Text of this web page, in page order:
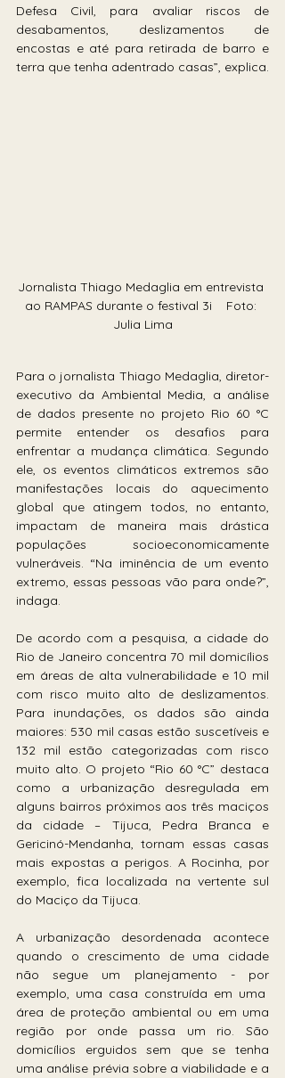
Defesa Civil, para avaliar riscos de
desabamentos, deslizamentos de
encostas e até para retirada de barro e
terra que tenha adentrado casas”, explica.
Jornalista Thiago Medaglia em entrevista
ao RAMPAS durante o festival 3i    Foto:
Julia Lima
Para o jornalista Thiago Medaglia, diretor-
executivo da Ambiental Media, a análise
de dados presente no projeto Rio 60 °C
permite entender os desafios para
enfrentar a mudança climática. Segundo
ele, os eventos climáticos extremos são
manifestações locais do aquecimento
global que atingem todos, no entanto,
impactam de maneira mais drástica
populações socioeconomicamente
vulneráveis. “Na iminência de um evento
extremo, essas pessoas vão para onde?”,
indaga.
De acordo com a pesquisa, a cidade do
Rio de Janeiro concentra 70 mil domicílios
em áreas de alta vulnerabilidade e 10 mil
com risco muito alto de deslizamentos.
Para inundações, os dados são ainda
maiores: 530 mil casas estão suscetíveis e
132 mil estão categorizadas com risco
muito alto. O projeto “Rio 60 °C” destaca
como a urbanização desregulada em
alguns bairros próximos aos três maciços
da cidade – Tijuca, Pedra Branca e
Gericinó-Mendanha, tornam essas casas
mais expostas a perigos. A Rocinha, por
exemplo, fica localizada na vertente sul
do Maciço da Tijuca.
A urbanização desordenada acontece
quando o crescimento de uma cidade
não segue um planejamento - por
exemplo, uma casa construída em uma
área de proteção ambiental ou em uma
região por onde passa um rio. São
domicílios erguidos sem que se tenha
uma análise prévia sobre a viabilidade e a